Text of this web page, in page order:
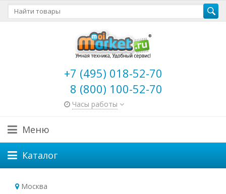
+7 (495) 018-52-70
8 (800) 100-52-70
Часы работы
Меню
Каталог
Москва